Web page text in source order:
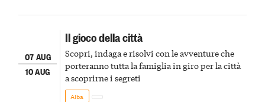
07 AUG
10 AUG
Il gioco della città
Scopri, indaga e risolvi con le avventure che
porteranno tutta la famiglia in giro per la città
a scoprirne i segreti
Alba